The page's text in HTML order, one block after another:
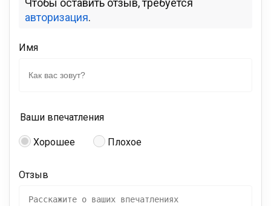
Чтобы оставить отзыв, требуется
авторизация.
Имя
Ваши впечатления
Хорошее Плохое
Отзыв